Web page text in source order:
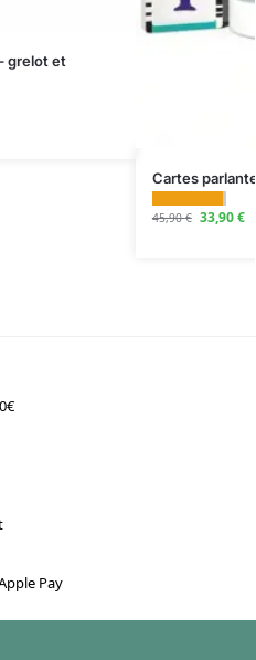
grelot et
Cartes
45,90€ 33,90€
Pay